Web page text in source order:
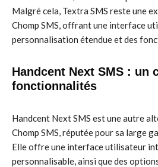
Malgré cela, Textra SMS reste une
Chomp SMS, offrant une interface
personnalisation étendue et des
Handcent Next SMS : un
fonctionnalités
Handcent Next SMS est une autre
Chomp SMS, réputée pour sa large
Elle offre une interface utilisateur
personnalisable, ainsi que des